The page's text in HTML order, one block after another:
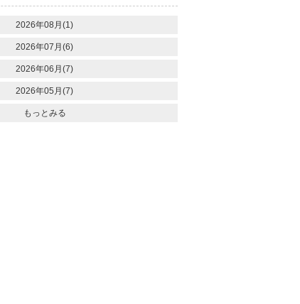
2026年08月(1)
2026年07月(6)
2026年06月(7)
2026年05月(7)
もっとみる